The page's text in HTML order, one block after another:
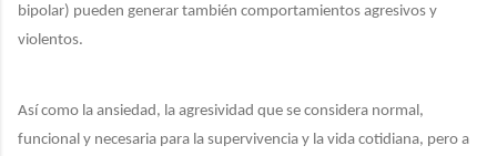
bipolar) pueden generar también comportamientos agresivos y
violentos.
Así como la ansiedad, la agresividad que se considera normal,
funcional y necesaria para la supervivencia y la vida cotidiana, pero a